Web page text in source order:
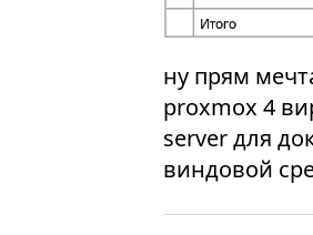
ну прям
proxmox 4
server для
виндовой